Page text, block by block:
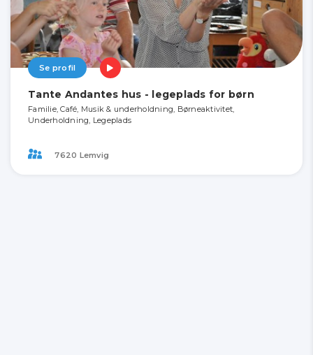
Se profil
Tante Andantes hus - legeplads for børn
Familie, Café, Musik & underholdning, Børneaktivitet,
Underholdning, Legeplads
7620 Lemvig